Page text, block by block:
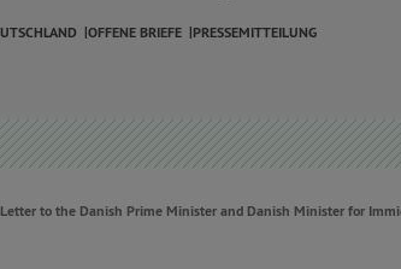
OFFENE BRIEFE PRESSEMITTEILUNG
Letter to the Danish Prime Minister and Danish Minister for